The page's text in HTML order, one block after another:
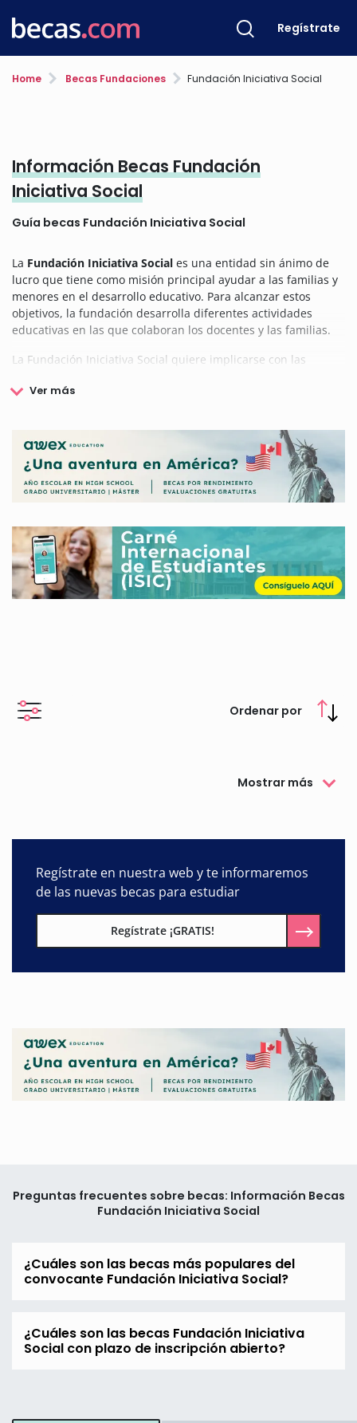
Regístrate
Home Becas Fundaciones Fundación Iniciativa Social
Información Becas Fundación
Iniciativa Social
Guía becas Fundación Iniciativa Social
La Fundación Iniciativa Social es una entidad sin ánimo de
lucro que tiene como misión principal ayudar a las familias y
menores en el desarrollo educativo. Para alcanzar estos
objetivos, la fundación desarrolla diferentes actividades
educativas en las que colaboran los docentes y las familias.
La Fundación Iniciativa Social quiere implicarse con las
ofrecer la igualdad de oportunidades e integración social.
voluntariados educativos y actividades de sensibilización en
los valores.
Además, la Fundación Iniciativa Social quiere apoyar a las
familias con las ayudas a la formación y al estudio, aliviando
así los gastos económicos derivados de la escuela y
promoviendo así el compromiso educativo y académico.
Si desea conocer más sobre los proyectos de ayudas, becas y
premios que ofrece la Fundación Iniciativa Social, aquí le
ofrecemos una información completa y actualizada.
Ordenar por
Mostrar más
Regístrate en nuestra web y te informaremos
de las nuevas becas para estudiar
Regístrate ¡GRATIS!
Preguntas frecuentes sobre becas: Información Becas
Fundación Iniciativa Social
¿Cuáles son las becas más populares del
convocante Fundación Iniciativa Social?
¿Cuáles son las becas Fundación Iniciativa
Social con plazo de inscripción abierto?